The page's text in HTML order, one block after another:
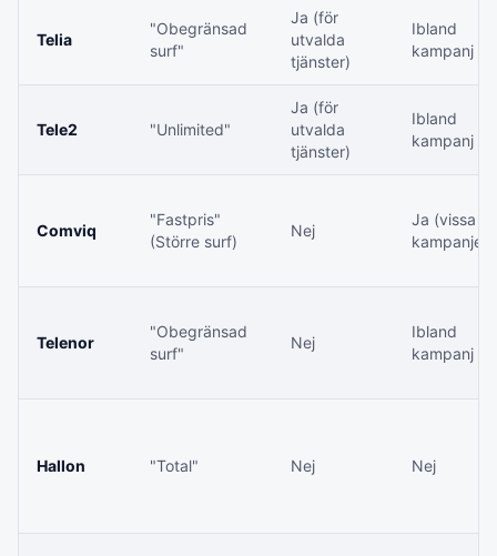
Telia
"Obegränsad
surf"
Ja (för
utvalda
tjänster)
Ibland
kampanj
Tele2 "Unlimited"
Ja (för
utvalda
tjänster)
Ibland
kampanj
Comviq
"Fastpris"
(Större surf)
Nej
Ja (vissa
kampanjer)
Telenor
"Obegränsad
surf"
Nej
Ibland
kampanj
Hallon "Total" Nej Nej